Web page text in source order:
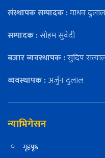
संस्थापक सम्पादक :माधव दुलाल
सम्पादक :सोहम सुवेदी
बजार ब्यवस्थापक :सुदिप
व्यवस्थापक :अर्जुन दुलाल
न्याभिगेसन
गृहपृष्ठ